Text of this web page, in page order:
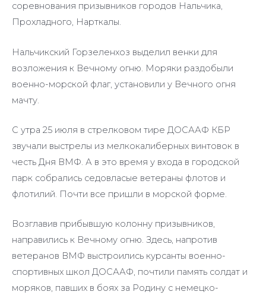
соревнования призывников городов Нальчика,
Прохладного, Нарткалы.
Нальчикский Горзеленхоз выделил венки для
возложения к Вечному огню. Моряки раздобыли
военно-морской флаг, установили у Вечного огня
мачту.
С утра 25 июля в стрелковом тире ДОСААФ КБР
звучали выстрелы из мелкокалиберных винтовок в
честь Дня ВМФ. А в это время у входа в городской
парк собрались седовласые ветераны флотов и
флотилий. Почти все пришли в морской форме.
Возглавив прибывшую колонну призывников,
направились к Вечному огню. Здесь, напротив
ветеранов ВМФ выстроились курсанты военно-
спортивных школ ДОСААФ, почтили память солдат и
моряков, павших в боях за Родину с немецко-